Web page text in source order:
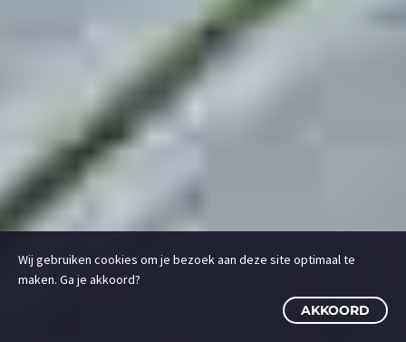
Wij gebruiken cookies om je bezoek aan deze site optimaal te
maken. Ga je akkoord?
AKKOORD